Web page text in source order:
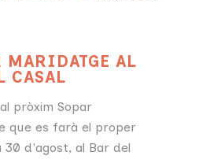
MARIDATGE AL
CASAL
pròxim Sopar
que es farà el proper
30 d'agost, al Bar del